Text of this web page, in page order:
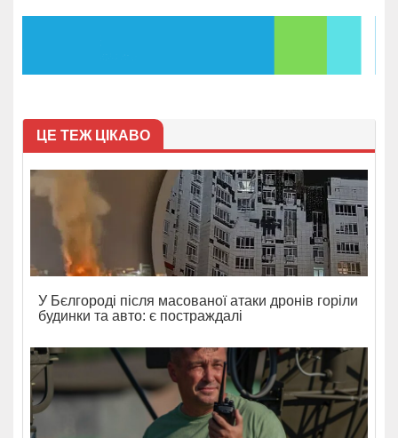
ЦЕ ТЕЖ ЦІКАВО
У Бєлгороді після масованої атаки дронів горіли
будинки та авто: є постраждалі